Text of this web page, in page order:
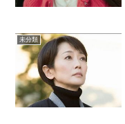
未分類